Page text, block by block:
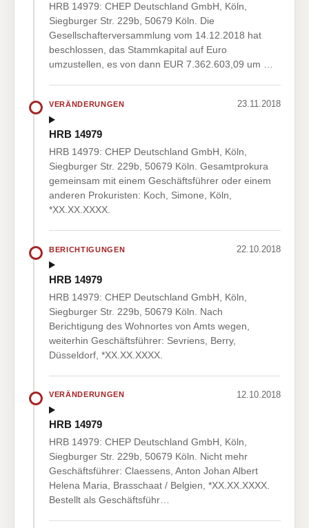
HRB 14979: CHEP Deutschland GmbH, Köln,
Siegburger Str. 229b, 50679 Köln. Die
Gesellschafterversammlung vom 14.12.2018 hat
beschlossen, das Stammkapital auf Euro
umzustellen, es von dann EUR 7.362.603,09 um …
VERÄNDERUNGEN 23.11.2018
HRB 14979
HRB 14979: CHEP Deutschland GmbH, Köln,
Siegburger Str. 229b, 50679 Köln. Gesamtprokura
gemeinsam mit einem Geschäftsführer oder einem
anderen Prokuristen: Koch, Simone, Köln,
*XX.XX.XXXX.
BERICHTIGUNGEN 22.10.2018
HRB 14979
HRB 14979: CHEP Deutschland GmbH, Köln,
Siegburger Str. 229b, 50679 Köln. Nach
Berichtigung des Wohnortes von Amts wegen,
weiterhin Geschäftsführer: Sevriens, Berry,
Düsseldorf, *XX.XX.XXXX.
VERÄNDERUNGEN 12.10.2018
HRB 14979
HRB 14979: CHEP Deutschland GmbH, Köln,
Siegburger Str. 229b, 50679 Köln. Nicht mehr
Geschäftsführer: Claessens, Anton Johan Albert
Helena Maria, Brasschaat / Belgien, *XX.XX.XXXX.
Bestellt als Geschäftsführ…